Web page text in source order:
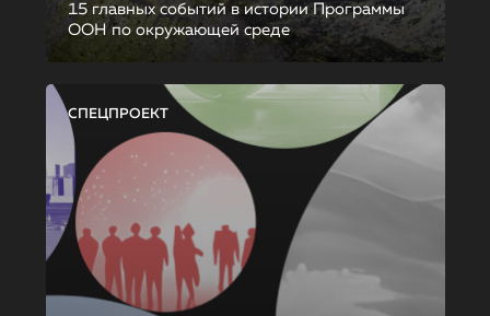
15 главных событий в истории Программы
ООН по окружающей среде
СПЕЦПРОЕКТ